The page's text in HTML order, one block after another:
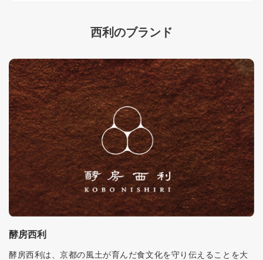
西利のブランド
酵房西利
酵房西利は、京都の風土が育んだ食文化を守り伝えることを大